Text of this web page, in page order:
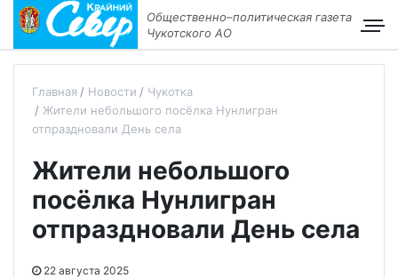
Общественно–политическая газета
Чукотского АО
Главная Новости
Чукотка
Жители небольшого посёлка Нунлигран
отпраздновали День села
Жители небольшого
посёлка Нунлигран
отпраздновали День села
22 августа 2025